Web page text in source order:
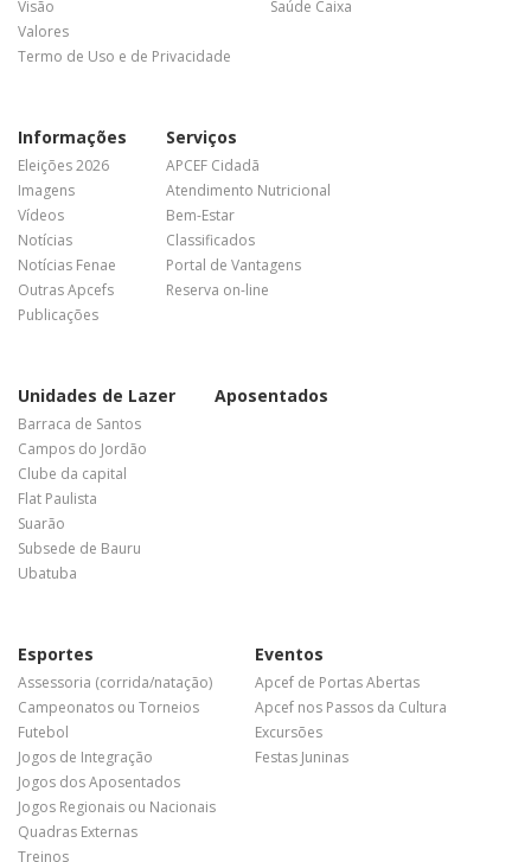
Visão
Valores
Termo de Uso e de Privacidade
Saúde Caixa
Informações
Eleições 2026
Imagens
Vídeos
Notícias
Notícias Fenae
Outras Apcefs
Publicações
Serviços
APCEF Cidadã
Atendimento Nutricional
Bem-Estar
Classificados
Portal de Vantagens
Reserva on-line
Unidades de Lazer
Barraca de Santos
Campos do Jordão
Clube da capital
Flat Paulista
Suarão
Subsede de Bauru
Ubatuba
Aposentados
Esportes
Assessoria (corrida/natação)
Campeonatos ou Torneios
Futebol
Jogos de Integração
Jogos dos Aposentados
Jogos Regionais ou Nacionais
Quadras Externas
Treinos
Eventos
Apcef de Portas Abertas
Apcef nos Passos da Cultura
Excursões
Festas Juninas